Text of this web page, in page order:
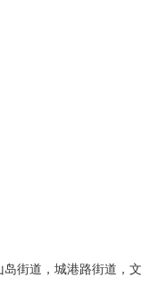
街道，城港路街道，文